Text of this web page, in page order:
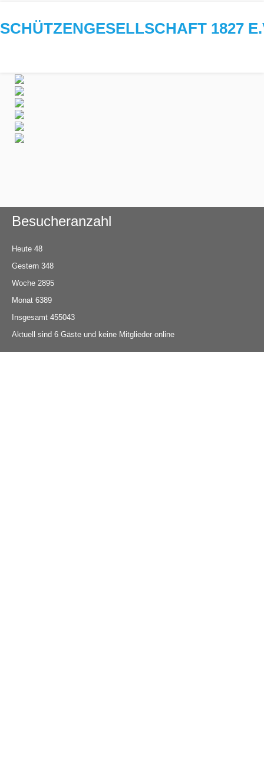
SCHÜTZENGESELLSCHAFT 1827
Besucheranzahl
Heute 48
Gestern 348
Woche 2895
Monat 6389
Insgesamt 455043
Aktuell sind 6 Gäste und keine Mitglieder online